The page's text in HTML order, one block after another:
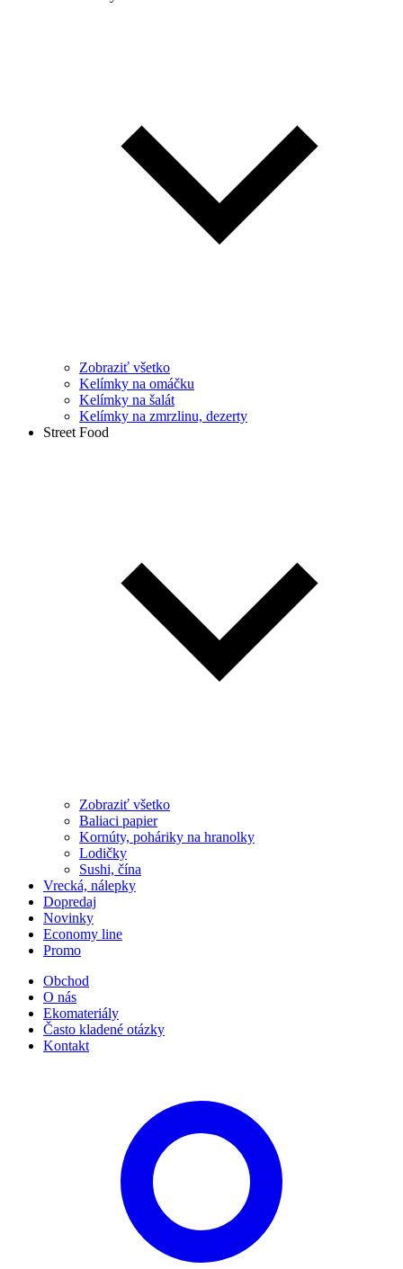
Zobraziť všetko
Kelímky na omáčku
Kelímky na šalát
Kelímky na zmrzlinu, dezerty
Street Food
Zobraziť všetko
Baliaci papier
Kornúty, poháriky na hranolky
Lodičky
Sushi, čína
Vrecká, nálepky
Dopredaj
Novinky
Economy line
Promo
Obchod
O nás
Ekomateriály
Často kladené otázky
Kontakt